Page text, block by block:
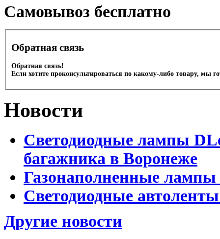
Cамовывоз бесплатно
Обратная связь
Обратная связь!
Если хотите проконсультироваться по какому-либо товару, мы
Новости
Светодиодные лампы
багажника в Воронеже
Газонаполненные
Светодиодные
Другие новости